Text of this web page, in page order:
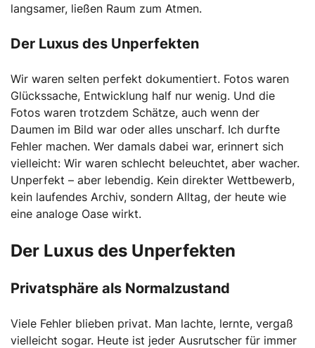
langsamer, ließen Raum zum Atmen.
Der Luxus des Unperfekten
Wir waren selten perfekt dokumentiert. Fotos waren
Glückssache, Entwicklung half nur wenig. Und die
Fotos waren trotzdem Schätze, auch wenn der
Daumen im Bild war oder alles unscharf. Ich durfte
Fehler machen. Wer damals dabei war, erinnert sich
vielleicht: Wir waren schlecht beleuchtet, aber wacher.
Unperfekt – aber lebendig. Kein direkter Wettbewerb,
kein laufendes Archiv, sondern Alltag, der heute wie
eine analoge Oase wirkt.
Der Luxus des Unperfekten
Privatsphäre als Normalzustand
Viele Fehler blieben privat. Man lachte, lernte, vergaß
vielleicht sogar. Heute ist jeder Ausrutscher für immer